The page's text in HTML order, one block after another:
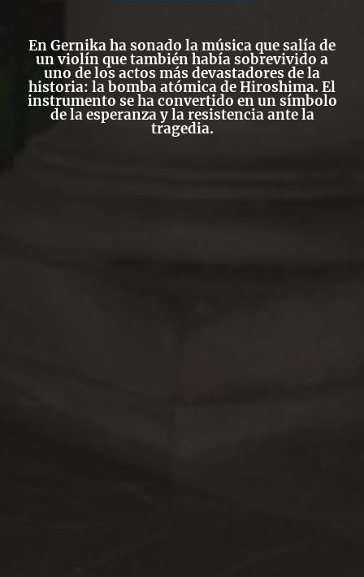
En Gernika ha sonado la música que salía de
un violínque también había sobrevivido a
uno de los actos más devastadores de la
historia: la bomba atómica de Hiroshima. El
instrumento se ha convertido en un símbolo
de la esperanza y la resistencia ante la
tragedia.